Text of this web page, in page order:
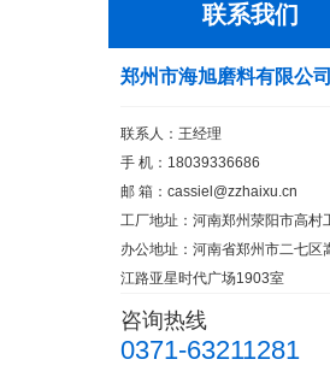
联系我们
郑州市海旭磨料有限公司
联系人：王经理
手 机：18039336686
邮 箱：cassiel@zzhaixu.cn
工厂地址：河南郑州荥阳市高村
办公地址：河南省郑州市二七区
江路亚星时代广场1903室
咨询热线
0371-63211281